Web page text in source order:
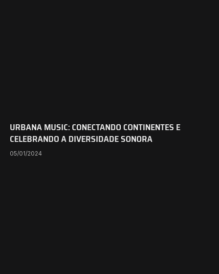
URBANA MUSIC: CONECTANDO CONTINENTES E
CELEBRANDO A DIVERSIDADE SONORA
05/01/2024